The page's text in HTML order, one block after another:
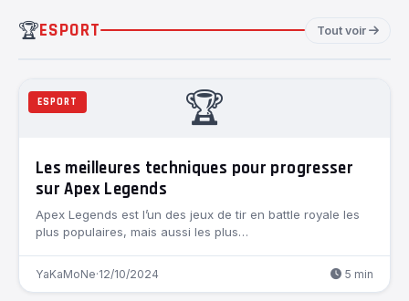
🏆ESPORT Tout voir
🏆
ESPORT
Les meilleures techniques pour progresser
sur Apex Legends
Apex Legends est l’un des jeux de tir en battle royale les
plus populaires, mais aussi les plus…
YaKaMoNe·12/10/2024 5 min